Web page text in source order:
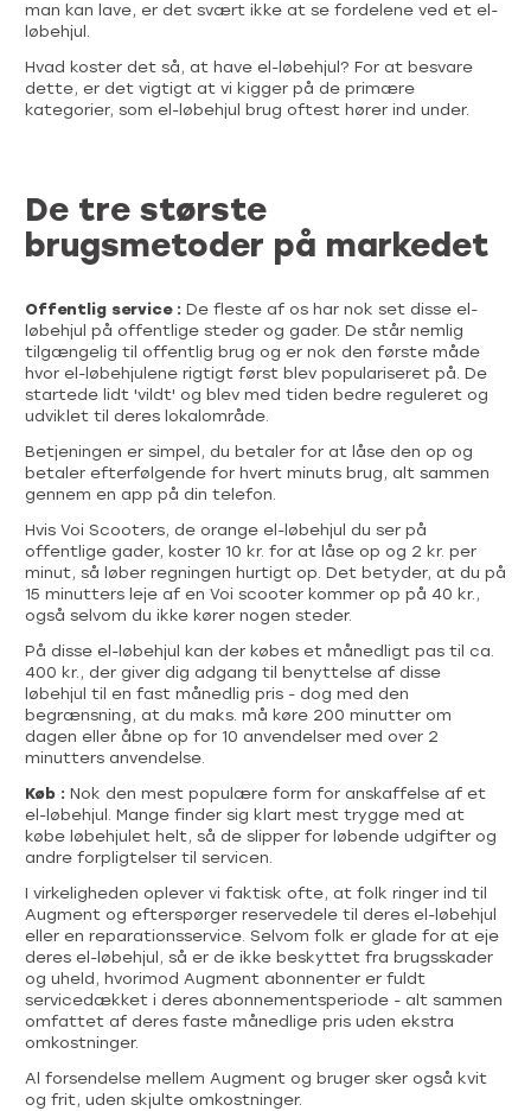
man kan lave, er det svært ikke at se fordelene ved et el-
løbehjul.
Hvad koster det så, at have el-løbehjul? For at besvare
dette, er det vigtigt at vi kigger på de primære
kategorier, som el-løbehjul brug oftest hører ind under.
De tre største
brugsmetoder på markedet
Offentlig service : De fleste af os har nok set disse el-
løbehjul på offentlige steder og gader. De står nemlig
tilgængelig til offentlig brug og er nok den første måde
hvor el-løbehjulene rigtigt først blev populariseret på. De
startede lidt 'vildt' og blev med tiden bedre reguleret og
udviklet til deres lokalområde.
Betjeningen er simpel, du betaler for at låse den op og
betaler efterfølgende for hvert minuts brug, alt sammen
gennem en app på din telefon.
Hvis Voi Scooters, de orange el-løbehjul du ser på
offentlige gader, koster 10 kr. for at låse op og 2 kr. per
minut, så løber regningen hurtigt op. Det betyder, at du på
15 minutters leje af en Voi scooter kommer op på 40 kr.,
også selvom du ikke kører nogen steder.
På disse el-løbehjul kan der købes et månedligt pas til ca.
400 kr., der giver dig adgang til benyttelse af disse
løbehjul til en fast månedlig pris - dog med den
begrænsning, at du maks. må køre 200 minutter om
dagen eller åbne op for 10 anvendelser med over 2
minutters anvendelse.
Køb : Nok den mest populære form for anskaffelse af et
el-løbehjul. Mange finder sig klart mest trygge med at
købe løbehjulet helt, så de slipper for løbende udgifter og
andre forpligtelser til servicen.
I virkeligheden oplever vi faktisk ofte, at folk ringer ind til
Augment og efterspørger reservedele til deres el-løbehjul
eller en reparationsservice. Selvom folk er glade for at eje
deres el-løbehjul, så er de ikke beskyttet fra brugsskader
og uheld, hvorimod Augment abonnenter er fuldt
servicedækket i deres abonnementsperiode - alt sammen
omfattet af deres faste månedlige pris uden ekstra
omkostninger.
Al forsendelse mellem Augment og bruger sker også kvit
og frit, uden skjulte omkostninger.